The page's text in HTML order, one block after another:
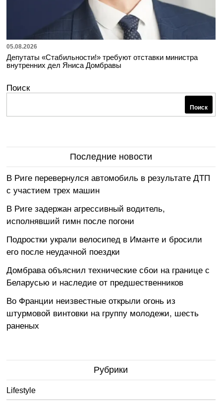
05.08.2026
Депутаты «Стабильности!» требуют отставки министра
внутренних дел Яниса Домбравы
Поиск
Поиск
Последние новости
В Риге перевернулся автомобиль в результате ДТП
с участием трех машин
В Риге задержан агрессивный водитель,
исполнявший гимн после погони
Подростки украли велосипед в Иманте и бросили
его после неудачной поездки
Домбрава объяснил технические сбои на границе с
Беларусью и наследие от предшественников
Во Франции неизвестные открыли огонь из
штурмовой винтовки на группу молодежи, шесть
раненых
Рубрики
Lifestyle